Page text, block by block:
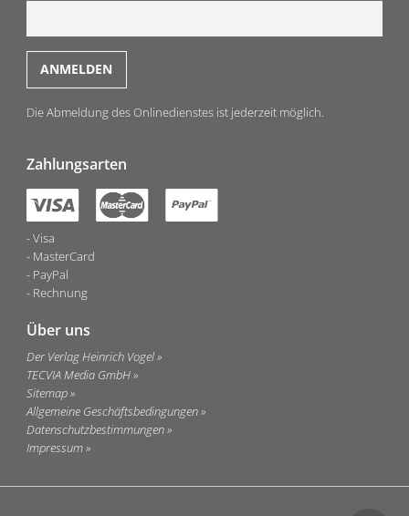
Die Abmeldung des Onlinedienstes ist jederzeit möglich.
Zahlungsarten
Visa
MasterCard
PayPal
Rechnung
Über uns
Der Verlag Heinrich Vogel
TECVIA Media GmbH
Sitemap
Allgemeine Geschäftsbedingungen
Datenschutzbestimmungen
Impressum